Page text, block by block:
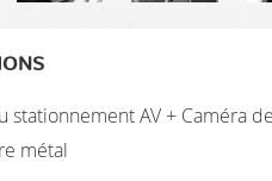
stationnement AV + Caméra
métal